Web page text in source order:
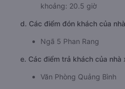
khoảng: 20.5 giờ
d. Các điểm đón khách của
Ngã 5 Phan Rang
e. Các điểm trả khách của nhà
Văn Phòng Quảng Bình